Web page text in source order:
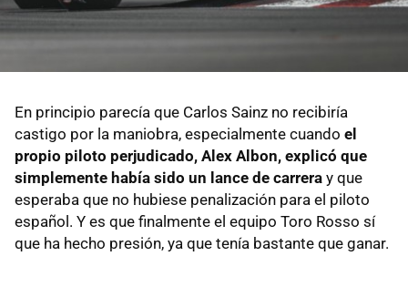
En principio parecía que Carlos Sainz no recibiría
castigo por la maniobra, especialmente cuando el
propio piloto perjudicado, Alex Albon, explicó que
simplemente había sido un lance de carrera y que
esperaba que no hubiese penalización para el piloto
español. Y es que finalmente el equipo Toro Rosso sí
que ha hecho presión, ya que tenía bastante que ganar.